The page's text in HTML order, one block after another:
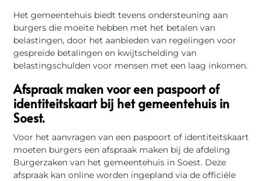
Het gemeentehuis biedt tevens ondersteuning aan
burgers die moeite hebben met het betalen van
belastingen, door het aanbieden van regelingen voor
gespreide betalingen en kwijtschelding van
belastingschulden voor mensen met een laag inkomen.
Afspraak maken voor een paspoort of
identiteitskaart bij het gemeentehuis in
Soest.
Voor het aanvragen van een paspoort of identiteitskaart
moeten burgers een afspraak maken bij de afdeling
Burgerzaken van het gemeentehuis in Soest. Deze
afspraak kan online worden ingepland via de officiële